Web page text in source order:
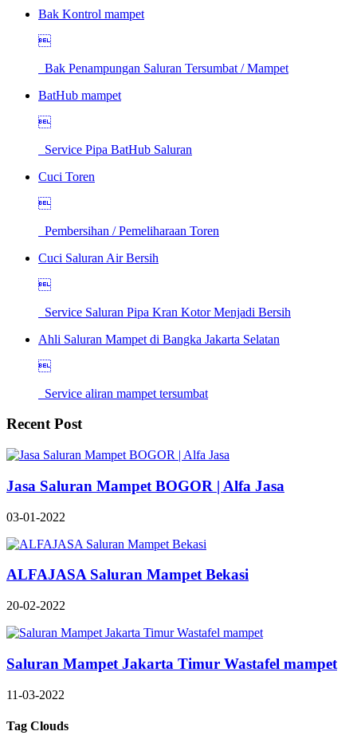
Bak Kontrol mampet

Bak Penampungan Saluran Tersumbat / Mampet
BatHub mampet

Service Pipa BatHub Saluran
Cuci Toren

Pembersihan / Pemeliharaan Toren
Cuci Saluran Air Bersih

Service Saluran Pipa Kran Kotor Menjadi Bersih
Ahli Saluran Mampet di Bangka Jakarta Selatan

Service aliran mampet tersumbat
Recent Post
Jasa Saluran Mampet BOGOR | Alfa Jasa
03-01-2022
ALFAJASA Saluran Mampet Bekasi
20-02-2022
Saluran Mampet Jakarta Timur Wastafel mampet
11-03-2022
Tag Clouds